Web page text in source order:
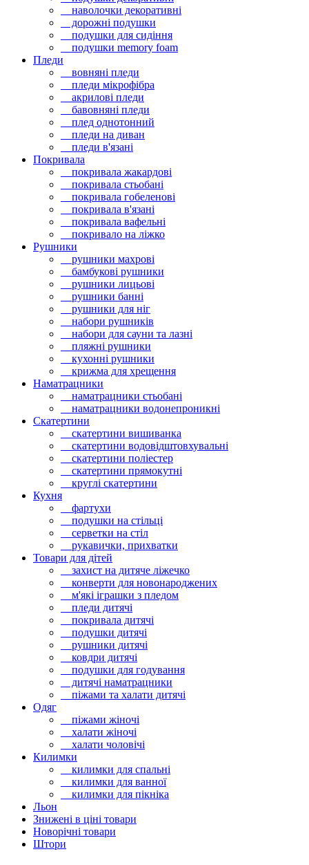
наволочки декоративні
дорожні подушки
подушки для сидіння
подушки memory foam
Пледи
вовняні пледи
пледи мікрофібра
акрилові пледи
бавовняні пледи
плед однотонний
пледи на диван
пледи в'язані
Покривала
покривала жакардові
покривала стьобані
покривала гобеленові
покривала в'язані
покривала вафельні
покривало на ліжко
Рушники
рушники махрові
бамбукові рушники
рушники лицьові
рушники банні
рушники для ніг
набори рушників
набори для сауни та лазні
пляжні рушники
кухонні рушники
крижма для хрещення
Наматрацники
наматрацники стьобані
наматрацники водонепроникні
Скатертини
скатертини вишиванка
скатертини водовідштовхувальні
скатертини поліестер
скатертини прямокутні
круглі скатертини
Кухня
фартухи
подушки на стільці
серветки на стіл
рукавички, прихватки
Товари для дітей
захист на дитяче ліжечко
конверти для новонароджених
м'які іграшки з пледом
пледи дитячі
покривала дитячі
подушки дитячі
рушники дитячі
ковдри дитячі
подушки для годування
дитячі наматрацники
піжами та халати дитячі
Одяг
піжами жіночі
халати жіночі
халати чоловічі
Килимки
килимки для спальні
килимки для ванної
килимки для пікніка
Льон
Знижені в ціні товари
Новорічні товари
Штори